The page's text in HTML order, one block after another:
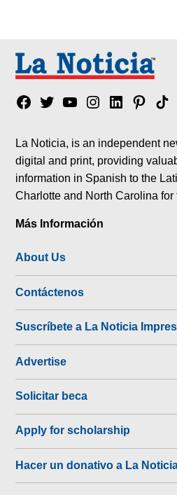
Facebook
TwitterYouTubeInstagram
LinkedinPinterest
Tik
La Noticia, is an independent
digital and print, providing
information in Spanish to the
Charlotte and North Carolina for
Más Información
About Us
Contáctenos
Suscríbete a La Noticia
Advertise
Solicitar beca
Apply for scholarship
Hacer un donativo a La